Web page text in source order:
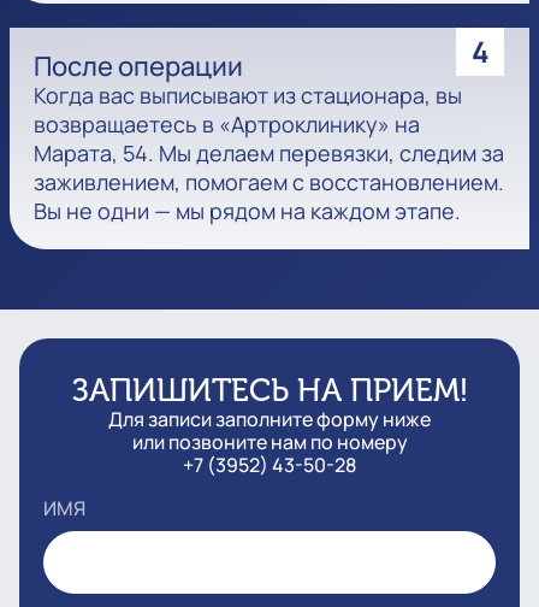
4
После операции
Когда вас выписывают из стационара, вы
возвращаетесь в «Артроклинику» на
Марата, 54. Мы делаем перевязки, следим за
заживлением, помогаем с восстановлением.
Вы не одни — мы рядом на каждом этапе.
ЗАПИШИТЕСЬ НА ПРИЕМ!
Для записи заполните форму ниже
или позвоните нам по номеру
+7 (3952) 43-50-28
ИМЯ